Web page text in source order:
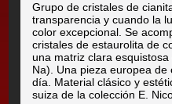
Grupo de cristales de
transparencia y cuando la
color excepcional. Se
cristales de estaurolita de
una matriz clara
Na). Una pieza europea
día. Material clásico y
suiza de la colección E.